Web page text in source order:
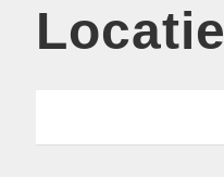
Locatie